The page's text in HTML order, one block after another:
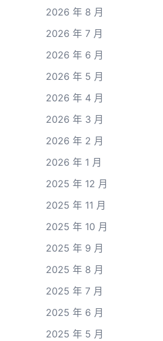
2026 年 8 月
2026 年 7 月
2026 年 6 月
2026 年 5 月
2026 年 4 月
2026 年 3 月
2026 年 2 月
2026 年 1 月
2025 年 12 月
2025 年 11 月
2025 年 10 月
2025 年 9 月
2025 年 8 月
2025 年 7 月
2025 年 6 月
2025 年 5 月